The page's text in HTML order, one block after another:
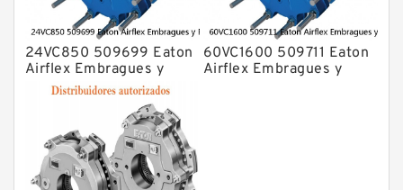
24VC850 509699 Eaton
Airflex Embragues y
Frenos
60VC1600 509711 Eaton
Airflex Embragues y